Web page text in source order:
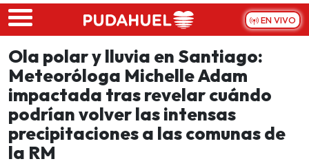
Skip to main content
EN VIVO
Ola polar y lluvia en Santiago:
Meteoróloga Michelle Adam
impactada tras revelar cuándo
podrían volver las intensas
precipitaciones a las comunas de
la RM